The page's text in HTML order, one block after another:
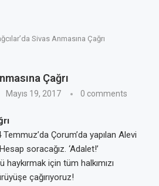
Sivas Anmasına Çağrı
Çağrı
Mayıs 19, 2017 0 comments
Çorum’da yapılan Alevi
soracağız. ‘Adalet!’
haykırmak için tüm halkımızı
çağırıyoruz!